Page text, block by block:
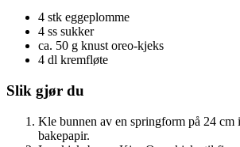
4 stk eggeplomme
4 ss sukker
ca. 50 g knust oreo-kjeks
4 dl kremfløte
Slik gjør du
Kle bunnen av en springform på 24 cm
bakepapir.